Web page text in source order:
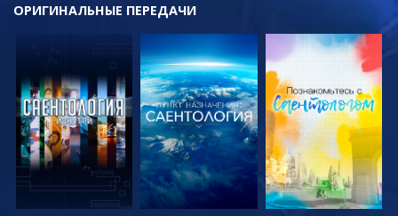
ОРИГИНАЛЬНЫЕ ПЕРЕДАЧИ